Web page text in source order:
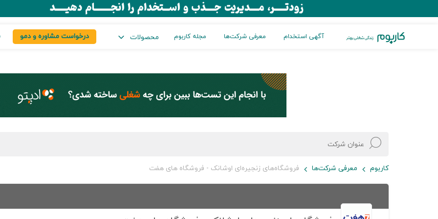
آگهی استخدام معرفی شرکت‌ها مجله کاربوم محصولات درخواست مشاوره و دمو
کاربوم معرفی شرکت‌ها فروشگاه‌های زنجیره‌ای اوشانک - فروشگاه های هفت